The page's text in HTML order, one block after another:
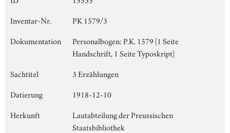
Inventar-Nr.
PK 1579/3
Dokumentation
Personalbogen: P.K. 1579 [1 Seite
Handschrift, 1 Seite Typoskript]
Sachtitel
3 Erzählungen
Datierung
1918-12-10
Herkunft
Lautabteilung der Preussischen
Staatsbibliothek